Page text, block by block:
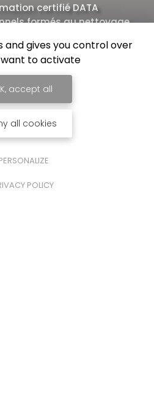
certifié DATA
formés au nettoyage
and gives you control over
to activate
accept all
all cookies
POLICY